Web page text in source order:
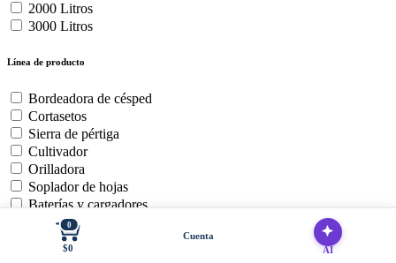
2000 Litros
3000 Litros
Línea de producto
Bordeadora de césped
Cortasetos
Sierra de pértiga
Cultivador
Orilladora
Soplador de hojas
Baterías y cargadores
Cortadora de Cesped Zero
Motosierra
0
$0
Cuenta
AI